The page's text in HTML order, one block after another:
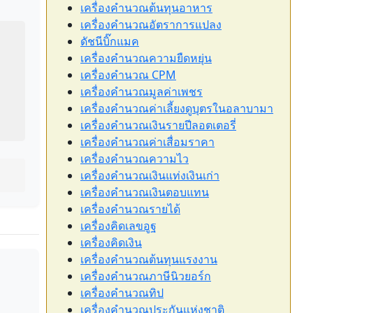
เครื่องคำนวณต้นทุนอาหาร
เครื่องคำนวณอัตราการแปลง
ดัชนีบิ๊กแมค
เครื่องคำนวณความยืดหยุ่น
เครื่องคำนวณ CPM
เครื่องคำนวณมูลค่าเพชร
เครื่องคำนวณค่าเลี้ยงดูบุตรในอลาบามา
เครื่องคำนวณเงินรายปีลอตเตอรี่
เครื่องคำนวณค่าเสื่อมราคา
เครื่องคำนวณความไว
เครื่องคำนวณเงินแท่งเงินเก่า
เครื่องคำนวณเงินตอบแทน
เครื่องคำนวณรายได้
เครื่องคิดเลขอูฐ
เครื่องคิดเงิน
เครื่องคำนวณต้นทุนแรงงาน
เครื่องคำนวณภาษีนิวยอร์ก
เครื่องคำนวณทิป
เครื่องคำนวณประกันแห่งชาติ